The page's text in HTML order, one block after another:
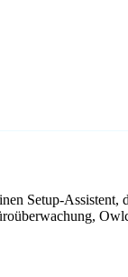
Setup-